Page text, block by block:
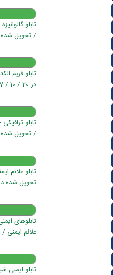
تابلو
/ تحویل شده - آغاز پروژه : 20 /
در 20 / 10 / 97
/ تحویل شده - آغاز پروژه : 19 /
تحویل شده در 14 / 10 /
تابلوهای
علائم ایمنی / تحویل